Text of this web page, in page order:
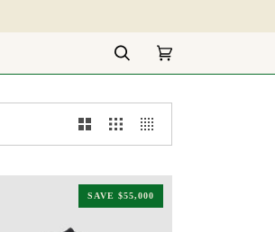
Search Cart
SAVE $55,000